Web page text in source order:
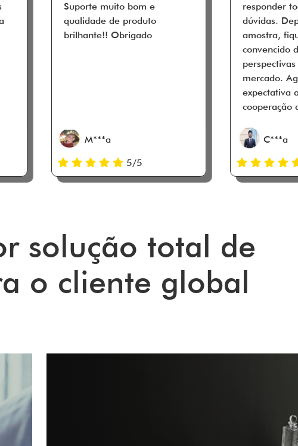
Suporte muito bom e
qualidade de produto
brilhante!! Obrigado
M***a
5/5
responder
dúvidas.
amostra,
convencido
mercado.
expectativa
cooperação
C***a
solução total de
o cliente global